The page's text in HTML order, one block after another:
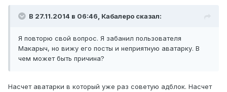
В 27.11.2014 в 06:46, Кабалеро сказал:
Я повторю свой вопрос. Я забанил пользователя
Макарыч, но вижу его посты и неприятную аватарку. В
чем может быть причина?
Насчет аватарки в который уже раз советую адблок. Насчет